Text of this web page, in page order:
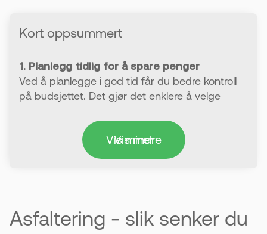
Kort oppsummert
1. Planlegg tidlig for å spare penger
Ved å planlegge i god tid får du bedre kontroll
på budsjettet. Det gjør det enklere å velge
2. Gjør noe av jobben selv
Du kan spare penger ved å ta deler av
3. Et godt underlag er avgjørende
Et lag med pukk eller grus på 10–20 cm gir
Vis mer
Vis mindre
Asfaltering - slik senker du